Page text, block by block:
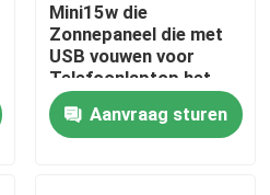
Mini15w die
Zonnepaneel die met
USB vouwen voor
Telefoonlaptop het
Laden laden
Aanvraag sturen